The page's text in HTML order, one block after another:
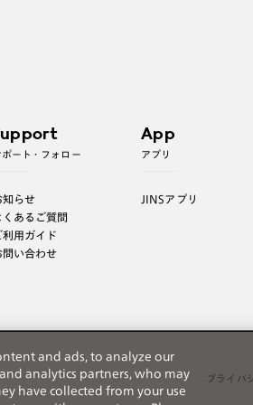
ポート・フォロー
知らせ
くあるご質問
利用ガイド
問い合わせ
App
アプリ
JINSアプリ
プライバ
and ads, to analyze our
analytics partners, who may
have collected from your use